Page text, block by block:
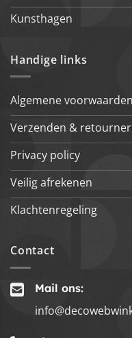
Kunsthagen
Handige links
Algemene voorwaarden
Verzenden &
Privacy policy
Veilig afrekenen
Klachtenregeling
Contact
Mail ons: